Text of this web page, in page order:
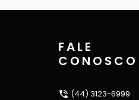
FALE
CONOSCO
(44) 3123-6999